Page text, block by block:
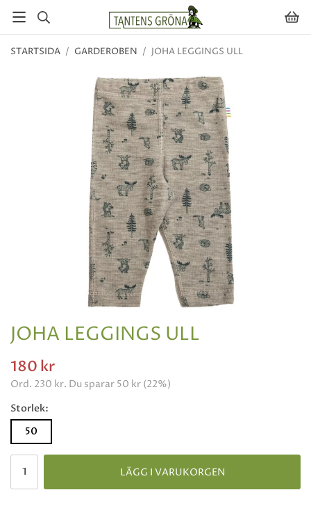
STARTSIDA / GARDEROBEN / JOHA LEGGINGS ULL
JOHA LEGGINGS ULL
180 kr
Ord. 230 kr. Du sparar 50 kr (22%)
Storlek:
50
LÄGG I VARUKORGEN